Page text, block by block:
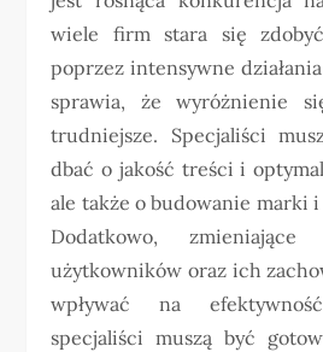
wiele firm stara się
poprzez intensywne
sprawia, że wyróżnienie
trudniejsze. Specjaliści
dbać o jakość treści i
ale także o budowanie marki
Dodatkowo,
użytkowników oraz ich
wpływać na
specjaliści muszą być